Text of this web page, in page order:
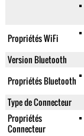
Propriétés WiFi
Version Bluetooth
Propriétés Bluetooth
Type de Connecteur
Propriétés
Connecteur